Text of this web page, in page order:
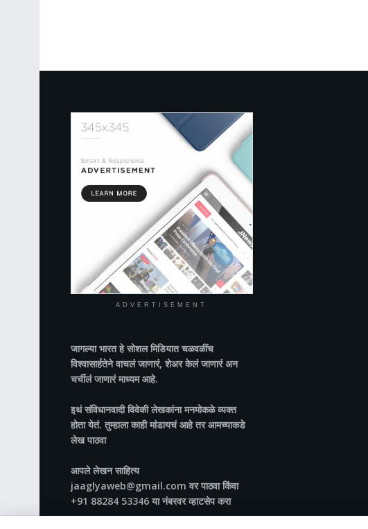
ADVERTISEMENT
जागल्या भारतहे सोशल मिडियात चळवळींच
विश्वासार्हतेने वाचलं जाणारं, शेअर केलं जाणारं अन
चर्चीलं जाणारं माध्यम आहे.
इथं संविधानवादी विवेकी लेखकांना मनमोकळे व्यक्त
होता येतं. तुम्हाला काही मांडायचं आहे तर आमच्याकडे
लेख पाठवा
आपले लेखन साहित्य
jaaglyaweb@gmail.com वर पाठवा किंवा
+91 88284 53346 या नंबरवर व्हाटसेप करा